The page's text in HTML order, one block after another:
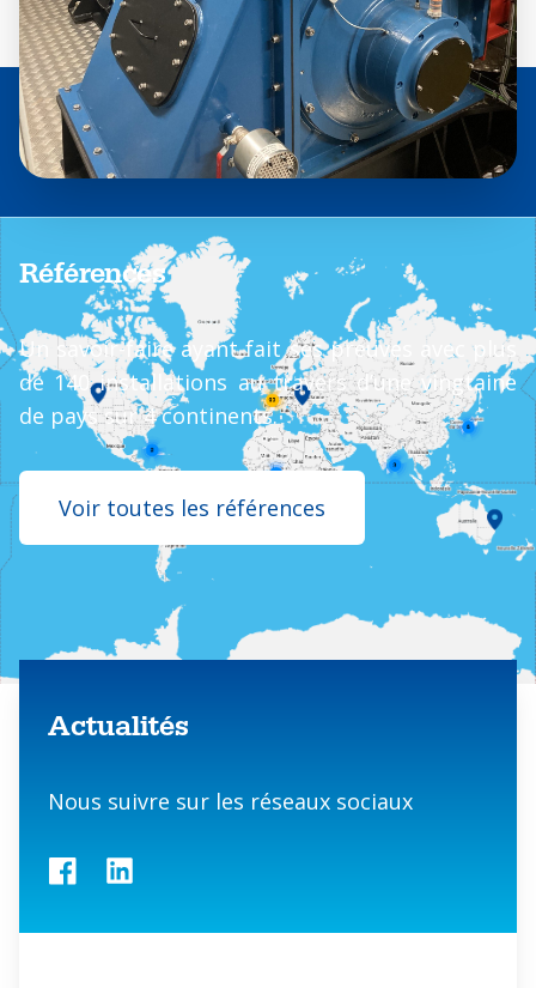
Références
Un savoir-faire ayant fait ses preuves avec plus
de 140 installations au travers d’une vingtaine
de pays sur 4 continents.
Voir toutes les références
Contact us
Actualités
Nous suivre sur les réseaux sociaux
FacebookLinkedIn